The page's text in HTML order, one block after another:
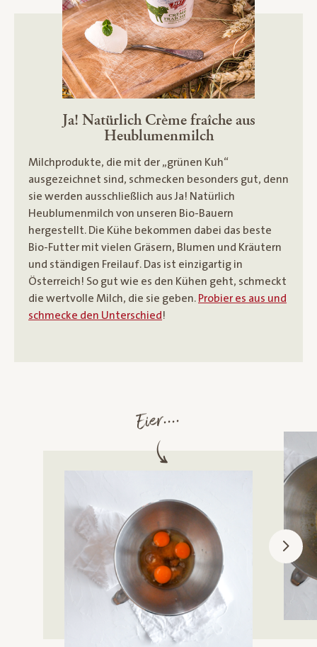
Ja! Natürlich Crème fraîche aus
Heublumenmilch
Milchprodukte, die mit der „grünen Kuh“
ausgezeichnet sind, schmecken besonders gut, denn
sie werden ausschließlich aus Ja! Natürlich
Heublumenmilch von unseren Bio-Bauern
hergestellt. Die Kühe bekommen dabei das beste
Bio-Futter mit vielen Gräsern, Blumen und Kräutern
und ständigen Freilauf. Das ist einzigartig in
Österreich! So gut wie es den Kühen geht, schmeckt
die wertvolle Milch, die sie geben. Probier es aus und
schmecke den Unterschied!
Eier....